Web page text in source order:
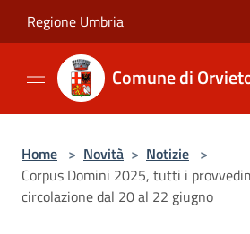
Regione Umbria
Comune di
Home > Novità > Notizie >
Corpus Domini 2025, tutti i
circolazione dal 20 al 22 giugno